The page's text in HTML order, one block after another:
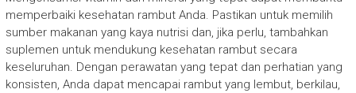
memperbaiki kesehatan rambut Anda. Pastikan untuk memilih
sumber makanan yang kaya nutrisi dan, jika perlu, tambahkan
suplemen untuk mendukung kesehatan rambut secara
keseluruhan. Dengan perawatan yang tepat dan perhatian yang
konsisten, Anda dapat mencapai rambut yang lembut, berkilau,